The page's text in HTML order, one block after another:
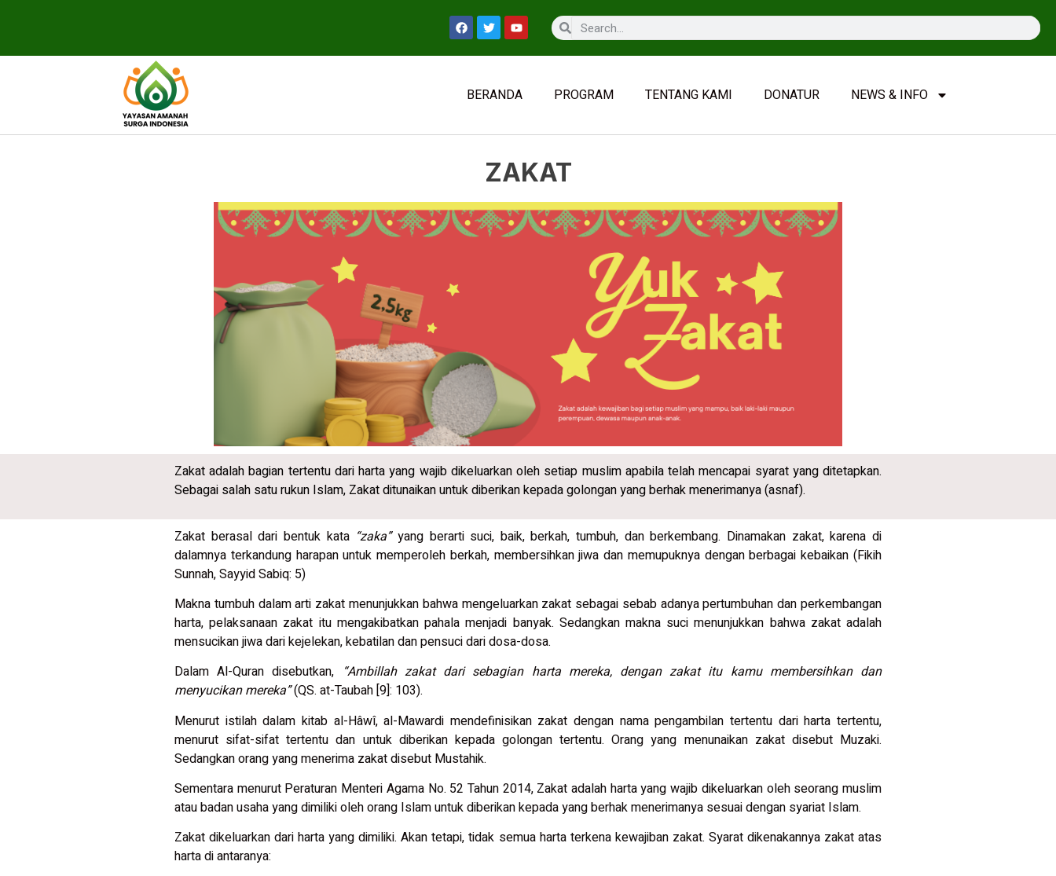
BERANDA PROGRAM TENTANG KAMI DONATUR NEWS & INFO
ZAKAT
Zakat adalah bagian tertentu dari harta yang wajib dikeluarkan oleh setiap muslim apabila telah mencapai syarat yang ditetapkan.
Sebagai salah satu rukun Islam, Zakat ditunaikan untuk diberikan kepada golongan yang berhak menerimanya (asnaf).
Zakat berasal dari bentuk kata “zaka”yang berarti suci, baik, berkah, tumbuh, dan berkembang. Dinamakan zakat, karena di
dalamnya terkandung harapan untuk memperoleh berkah, membersihkan jiwa dan memupuknya dengan berbagai kebaikan (Fikih
Sunnah, Sayyid Sabiq: 5)
Makna tumbuh dalam arti zakat menunjukkan bahwa mengeluarkan zakat sebagai sebab adanya pertumbuhan dan perkembangan
harta, pelaksanaan zakat itu mengakibatkan pahala menjadi banyak. Sedangkan makna suci menunjukkan bahwa zakat adalah
mensucikan jiwa dari kejelekan, kebatilan dan pensuci dari dosa-dosa.
Dalam Al-Quran disebutkan, “Ambillah zakat dari sebagian harta mereka, dengan zakat itu kamu membersihkan dan
menyucikan mereka”(QS. at-Taubah [9]: 103).
Menurut istilah dalam kitab al-Hâwî, al-Mawardi mendefinisikan zakat dengan nama pengambilan tertentu dari harta tertentu,
menurut sifat-sifat tertentu dan untuk diberikan kepada golongan tertentu. Orang yang menunaikan zakat disebut Muzaki.
Sedangkan orang yang menerima zakat disebut Mustahik.
Sementara menurut Peraturan Menteri Agama No. 52 Tahun 2014, Zakat adalah harta yang wajib dikeluarkan oleh seorang muslim
atau badan usaha yang dimiliki oleh orang Islam untuk diberikan kepada yang berhak menerimanya sesuai dengan syariat Islam.
Zakat dikeluarkan dari harta yang dimiliki. Akan tetapi, tidak semua harta terkena kewajiban zakat. Syarat dikenakannya zakat atas
harta di antaranya: